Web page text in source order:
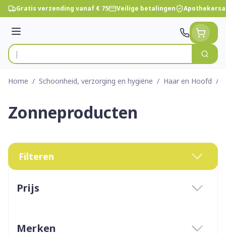
Ga naar de inhoud
Gratis verzending vanaf € 75 Veilige betalingen
Menu
Product, merk, categorie...
Zoek
Home / Schoonheid, verzorging en hygiëne / Haar en Hoofd /
Zonneproducten
Filteren
Prijs
Merken